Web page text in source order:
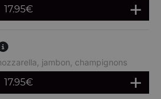
17.95€
jambon, champignons
17.95€